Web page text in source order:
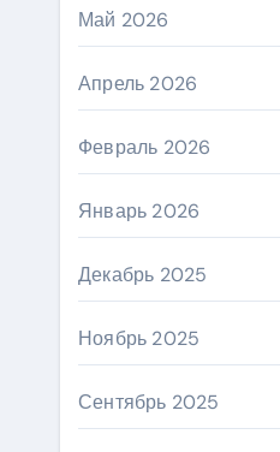
Май 2026
Апрель 2026
Февраль 2026
Январь 2026
Декабрь 2025
Ноябрь 2025
Сентябрь 2025